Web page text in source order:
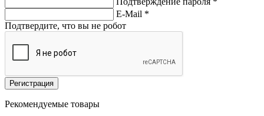
E-Mail *
Подтвердите, что вы не робот
Регистрация
Рекомендуемые товары